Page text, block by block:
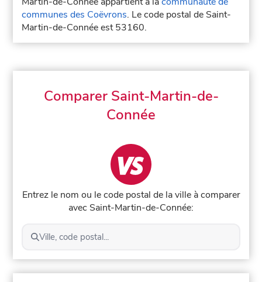
communes des Coëvrons. Le code postal de Saint-
Martin-de-Connée est 53160.
Comparer Saint-Martin-de-
Connée
Entrez le nom ou le code postal de la ville à comparer
avec Saint-Martin-de-Connée:
Ville, code postal...